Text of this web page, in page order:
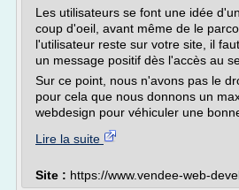
Les utilisateurs se font une idée
coup d'oeil, avant même de le
l'utilisateur reste sur votre site, il
un message positif dès l'accès au
Sur ce point, nous n'avons pas le
pour cela que nous donnons un
webdesign pour véhiculer une
Lire la suite
Site : https://www.vendee-web-